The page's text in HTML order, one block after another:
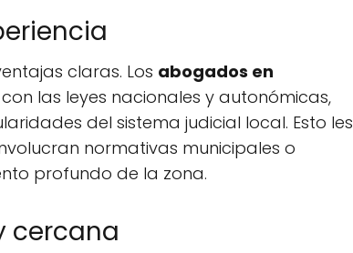
claras. Los abogados en
las leyes nacionales y autonómicas,
del sistema judicial local. Esto les
normativas municipales o
profundo de la zona.
cercana